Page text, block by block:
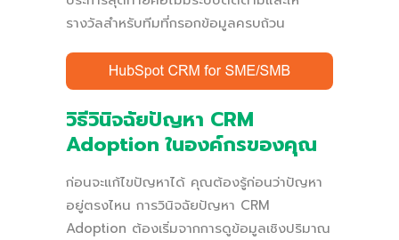
รางวัลสำหรับทีมที่กรอกข้อมูลครบถ้วน
วิธีวินิจฉัยปัญหา CRM
Adoption ในองค์กรของคุณ
ก่อนจะแก้ไขปัญหาได้ คุณต้องรู้ก่อนว่าปัญหา
อยู่ตรงไหน การวินิจฉัยปัญหา CRM
Adoption ต้องเริ่มจากการดูข้อมูลเชิงปริมาณ